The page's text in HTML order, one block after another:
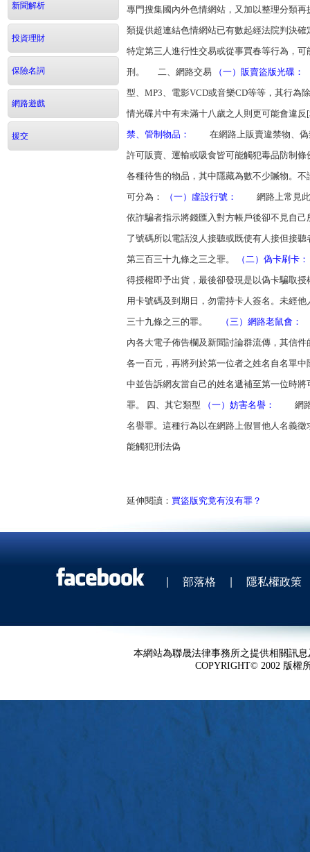
新聞解析
投資理財
保險名詞
網路遊戲
援交
專門搜集國內外色情網站，又加以整理分類
類提供超連結色情網站已有數起經法院判
特定第三人進行性交易或從事買春等行為，
刑。 二、網路交易
（一）販賣盜版光碟：
型、MP3、電影VCD或音樂CD等等，其行為
情光碟片中有未滿十八歲之人則更可能會違
禁、管制物品：
在網路上販賣違禁物、偽
許可販賣、運輸或吸食皆可能觸犯毒品防制
各種待售的物品，其中隱藏為數不少贓物。
可分為：
（一）虛設行號：
網路上常見此
依詐騙者指示將錢匯入對方帳戶後卻不見自
了號碼所以電話沒人接聽或既使有人接但接
第三百三十九條之三之罪。
（二）偽卡刷卡：
得授權即予出貨，最後卻發現是以偽卡騙取
用卡號碼及到期日，勿需持卡人簽名。未經
三十九條之三的罪。
（三）網路老鼠會：
內各大電子佈告欄及新聞討論群流傳，其信
各一百元，再將列於第一位者之姓名自名單
中並告訴網友當自己的姓名遞補至第一位時
罪。 四、其它類型
（一）妨害名譽：
網路
名譽罪。這種行為以在網路上假冒他人名義
能觸犯刑法偽
延伸閱讀： 買盜版究竟有沒有罪？
| 部落格 | 隱私權政策
本網站為聯晟法律事務所之提供相關訊
COPYRIGHT© 2002 版權